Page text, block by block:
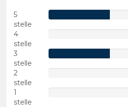
5
stelle
4
stelle
3
stelle
2
stelle
1
stelle